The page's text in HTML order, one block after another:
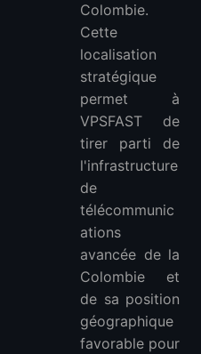
Colombie.
Cette
localisation
stratégique
permet à
VPSFAST de
tirer parti de
l'infrastructure
de
télécommunic
ations
avancée de la
Colombie et
de sa position
géographique
favorable pour